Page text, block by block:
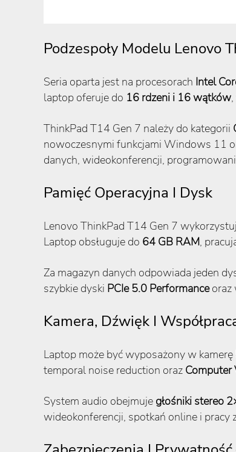
Podzespoły Modelu Lenovo
Seria oparta jest na procesorach Intel
laptop oferuje do 16 rdzeni i 16 wątków
ThinkPad T14 Gen 7 należy do kategorii
nowoczesnymi funkcjami Windows 11
danych, wideokonferencji,
Pamięć Operacyjna I Dysk
Lenovo ThinkPad T14 Gen 7
Laptop obsługuje do 64 GB RAM,
Za magazyn danych odpowiada jeden
szybkie dyski PCIe 5.0 Performanceoraz
Kamera, Dźwięk I
Laptop może być wyposażony w kamerę
temporal noise reduction oraz Computer
System audio obejmuje głośniki stereo
wideokonferencji, spotkań online i pracy